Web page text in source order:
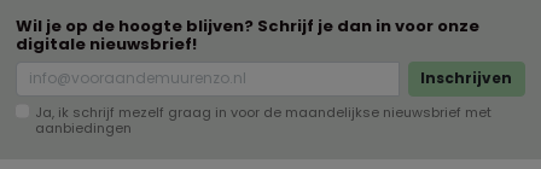
Wil je op de hoogte blijven? Schrijf je dan in voor onze
digitale nieuwsbrief!
Inschrijven
Ja, ik schrijf mezelf graag in voor de maandelijkse nieuwsbrief met
aanbiedingen